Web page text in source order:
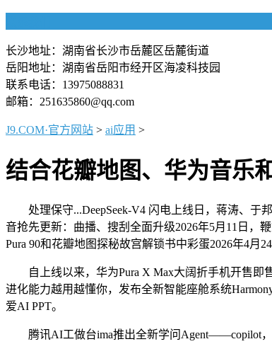
长沙地址：湖南省长沙市岳麓区岳麓街道
岳阳地址：湖南省岳阳市经开区海凌科技园
联系电话：13975088831
邮箱：251635860@qq.com
J9.COM·官方网站 > ai应用 >
结合花瓣地图、华为音乐
处理保守...DeepSeek-V4 闪电上线日，蒋涛、于
音抢先更新：曲播、搜刮全面升级2026年5月11日，
Pura 90和花瓣地图探秘故宫解锁书中彩蛋2026年4月
自上线以来，华为Pura X Max大阔折手机开售即售
进化能力越用越懂你，发布全新智能座舱系统
爱AI PPT。
腾讯AI工做台ima推出全新学问Agent——copilot，